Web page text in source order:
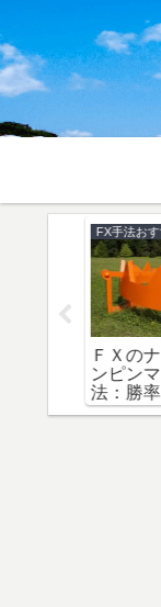
FX手法お
ＦＸの
ンピン
法：勝
法？